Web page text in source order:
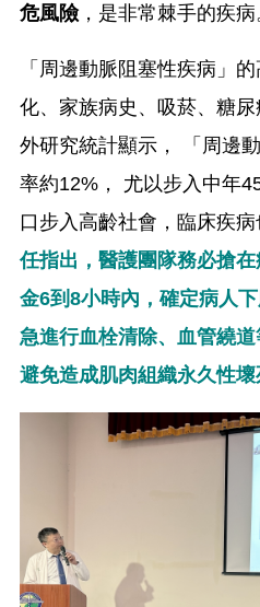
危風險，是非常棘手的疾病
「周邊動脈阻塞性疾病」
化、家族病史、吸菸、糖
外研究統計顯示， 「周邊
率約12%， 尤以步入中年
口步入高齡社會，臨床疾病
任指出，醫護團隊務必搶
金6到8小時內，確定病人
急進行血栓清除、血管繞
避免造成肌肉組織永久性壞